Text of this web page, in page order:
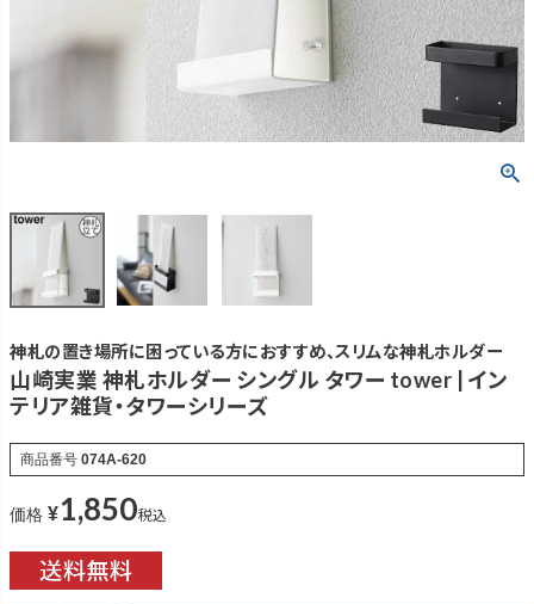
神札の置き場所に困っている方におすすめ、スリムな神札ホルダー
山崎実業 神札ホルダー シングル タワー tower | イン
テリア雑貨・タワーシリーズ
商品番号 074A-620
価格 ¥1,850税込